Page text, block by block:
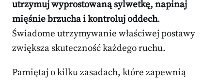
utrzymuj wyprostowaną sylwetkę, napinaj
mięśnie brzucha i kontroluj oddech.
Świadome utrzymywanie właściwej postawy
zwiększa skuteczność każdego ruchu.
Pamiętaj o kilku zasadach, które zapewnią